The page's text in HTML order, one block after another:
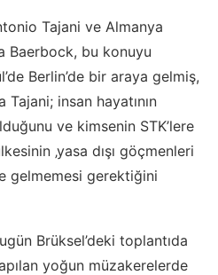
Tajani ve Almanya
Baerbock, bu konuyu
Berlin’de bir araya gelmiş,
Tajani; insan hayatının
ve kimsenin STK’lere
‚yasa dışı göçmenleri
gelmemesi gerektiğini
Brüksel’deki toplantıda
yoğun müzakerelerde